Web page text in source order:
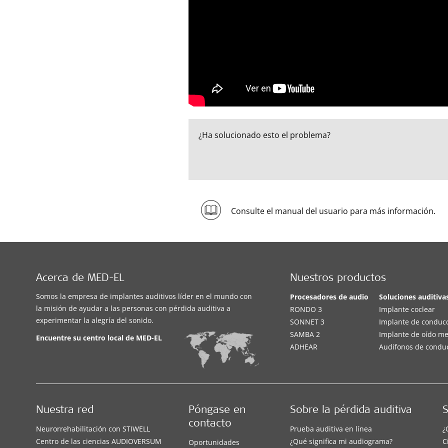
¿Ha solucionado esto el problema?
Consulte el manual del usuario para más información.
Acerca de MED-EL
Somos la empresa de implantes auditivos líder en el mundo con
la misión de ayudar a las personas con pérdida auditiva a
experimentar la alegría del sonido.
Encuentre su centro local de MED-EL
Nuestros productos
Procesadores de audio
RONDO 3
SONNET 3
SAMBA 2
ADHEAR
Soluciones
Implante coclear
Implante de
Implante de oído
Audifonos de
Sobre la pérdida auditiva
Prueba auditiva en línea
¿Qué significa mi audiograma?
Nuestra red
Neurorrehabilitación con STIWELL
Centro de las ciencias AUDIOVERSUM
Póngase en
contacto
Oportunidades